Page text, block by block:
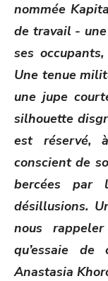
nommée
de travail -
ses
Une tenue
une jupe
silhouette
est réservé,
conscient de
bercées par
désillusions.
nous
qu’essaie
Anastasia